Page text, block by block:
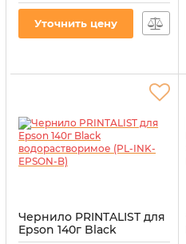
водорастворимые (PL-
PL-INK-EPSON-M
Уточнить цену
Чернило PRINTALIST для
Epson 140г Black